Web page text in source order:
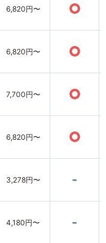
6,820円〜 ○
6,820円〜 ○
7,700円〜 ○
6,820円〜 ○
3,278円〜 -
4,180円〜 -